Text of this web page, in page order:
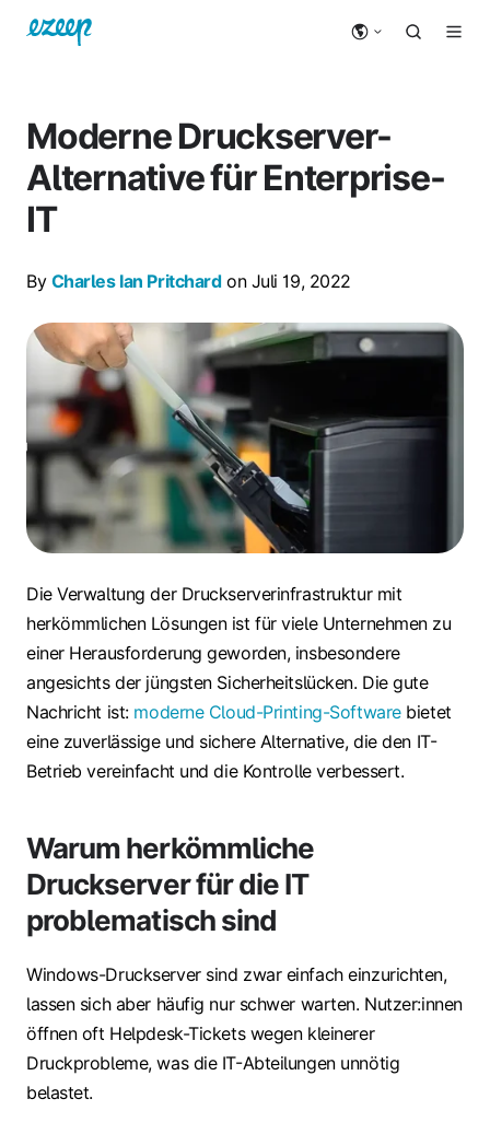
Moderne Druckserver-
Alternative für Enterprise-
IT
By Charles Ian Pritchardon Juli 19, 2022
Die Verwaltung der Druckserverinfrastruktur mit
herkömmlichen Lösungen ist für viele Unternehmen zu
einer Herausforderung geworden, insbesondere
angesichts der jüngsten Sicherheitslücken. Die gute
Nachricht ist: moderne Cloud-Printing-Softwarebietet
eine zuverlässige und sichere Alternative, die den IT-
Betrieb vereinfacht und die Kontrolle verbessert.
Warum herkömmliche
Druckserver für die IT
problematisch sind
Windows-Druckserver sind zwar einfach einzurichten,
lassen sich aber häufig nur schwer warten. Nutzer:innen
öffnen oft Helpdesk-Tickets wegen kleinerer
Druckprobleme, was die IT-Abteilungen unnötig
belastet.